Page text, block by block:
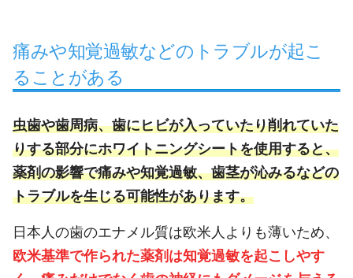
痛みや知覚過敏などのトラブルが起こ
ることがある
虫歯や歯周病、歯にヒビが入っていたり削れていた
りする部分にホワイトニングシートを使用すると、
薬剤の影響で痛みや知覚過敏、歯茎が沁みるなどの
トラブルを生じる可能性があります。
日本人の歯のエナメル質は欧米人よりも薄いため、
欧米基準で作られた薬剤は知覚過敏を起こしやす